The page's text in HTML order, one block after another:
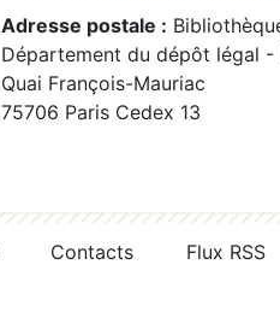
Adresse postale :
Département du dépôt légal -
Quai François-Mauriac
75706 Paris Cedex 13
Contacts Flux RSS